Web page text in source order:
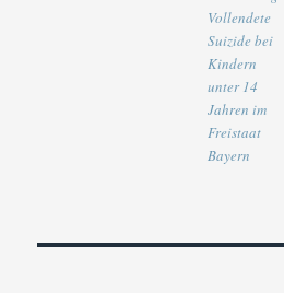
Vollendete
Suizide bei
Kindern
unter 14
Jahren im
Freistaat
Bayern